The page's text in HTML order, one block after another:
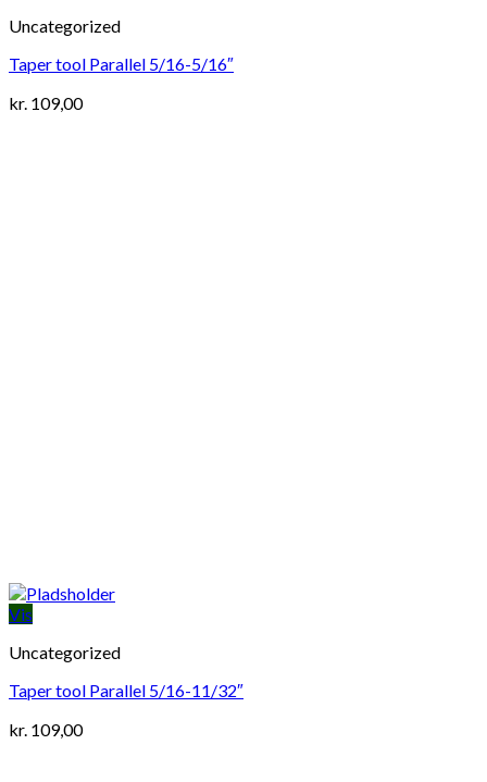
Uncategorized
Taper tool Parallel 5/16-5/16″
kr. 109,00
Vis
Uncategorized
Taper tool Parallel 5/16-11/32″
kr. 109,00